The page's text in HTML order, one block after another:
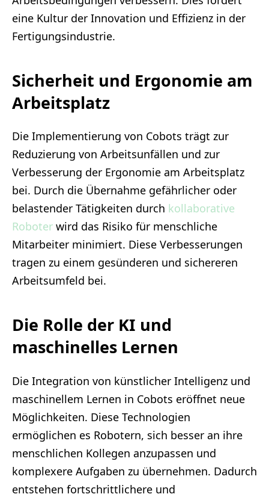
eine Kultur der Innovation und Effizienz in der
Fertigungsindustrie.
Sicherheit und Ergonomie am
Arbeitsplatz
Die Implementierung von Cobots trägt zur
Reduzierung von Arbeitsunfällen und zur
Verbesserung der Ergonomie am Arbeitsplatz
bei. Durch die Übernahme gefährlicher oder
belastender Tätigkeiten durch kollaborative
Roboter wird das Risiko für menschliche
Mitarbeiter minimiert. Diese Verbesserungen
tragen zu einem gesünderen und sichereren
Arbeitsumfeld bei.
Die Rolle der KI und
maschinelles Lernen
Die Integration von künstlicher Intelligenz und
maschinellem Lernen in Cobots eröffnet neue
Möglichkeiten. Diese Technologien
ermöglichen es Robotern, sich besser an ihre
menschlichen Kollegen anzupassen und
komplexere Aufgaben zu übernehmen. Dadurch
entstehen fortschrittlichere und